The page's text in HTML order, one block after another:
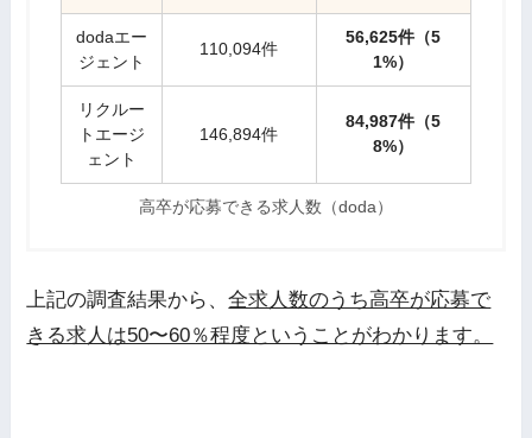
dodaエー
ジェント
110,094件
56,625件（5
1%）
リクルー
トエージ
ェント
146,894件
84,987件（5
8%）
高卒が応募できる求人数（doda）
上記の調査結果から、全求人数のうち高卒が応募で
きる求人は50〜60％程度ということがわかります。